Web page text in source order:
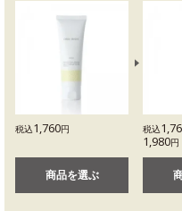
税込1,760円
商品を選ぶ
税込
1,980円